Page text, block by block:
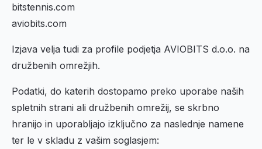
bitstennis.com
aviobits.com
Izjava velja tudi za profile podjetja AVIOBITS d.o.o. na
družbenih omrežjih.
Podatki, do katerih dostopamo preko uporabe naših
spletnih strani ali družbenih omrežij, se skrbno
hranijo in uporabljajo izključno za naslednje namene
ter le v skladu z vašim soglasjem: